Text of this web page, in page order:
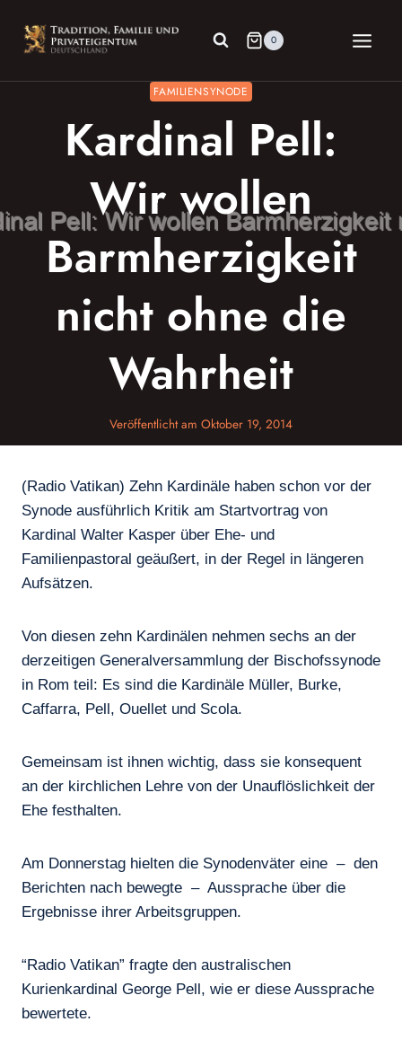
Inhalt
springen
0
FAMILIENSYNODE
Kardinal Pell:
Wir wollen
Barmherzigkeit
nicht ohne die
Wahrheit
Veröffentlicht am Oktober 19, 2014
(Radio Vatikan) Zehn Kardinäle haben schon vor der
Synode ausführlich Kritik am Startvortrag von
Kardinal Walter Kasper über Ehe- und
Familienpastoral geäußert, in der Regel in längeren
Aufsätzen.
Von diesen zehn Kardinälen nehmen sechs an der
derzeitigen Generalversammlung der Bischofssynode
in Rom teil: Es sind die Kardinäle Müller, Burke,
Caffarra, Pell, Ouellet und Scola.
Gemeinsam ist ihnen wichtig, dass sie konsequent
an der kirchlichen Lehre von der Unauflöslichkeit der
Ehe festhalten.
Am Donnerstag hielten die Synodenväter eine – den
Berichten nach bewegte – Aussprache über die
Ergebnisse ihrer Arbeitsgruppen.
“Radio Vatikan” fragte den australischen
Kurienkardinal George Pell, wie er diese Aussprache
bewertete.